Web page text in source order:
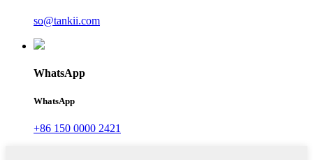
so@tankii.com
WhatsApp
WhatsApp
+86 150 0000 2421